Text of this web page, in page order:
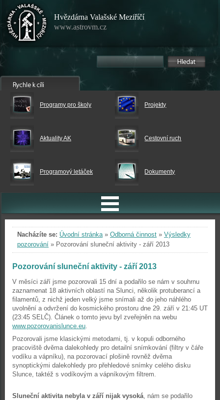
Hvězdárna Valašské Meziříčí
www.astrovm.cz
Programy pro školy Projekty
Aktuality AK Cestovní ruch
Programový letáček Dokumenty
Nacházíte se: Úvodní stránka» Odborná činnost » Výsledky
pozorování » Pozorování sluneční aktivity - září 2013
Pozorování sluneční aktivity - září 2013
V měsíci září jsme pozorovali 15 dní a podařilo se nám v souhrnu
zaznamenat 18 aktivních oblastí na Slunci, několik protuberancí a
filamentů, z nichž jeden velký jsme snímali až do jeho náhlého
uvolnění a odvržení do kosmického prostoru dne 29. září v 21:45 UT
(23:45 SELČ). Článek o tomto jevu byl zveřejněn na webu
www.pozorovanislunce.eu.
Pozorovali jsme klasickými metodami, tj. v kopuli odborného
pracoviště dvěma dalekohledy pro detailní snímkování (filtry v čáře
vodíku a vápníku), na pozorovací plošině rovněž dvěma
synoptickými dalekohledy pro přehledové snímky celého disku
Slunce, taktéž s vodíkovým a vápníkovým filtrem.
Sluneční aktivita nebyla v září nijak vysoká, nám se podařilo